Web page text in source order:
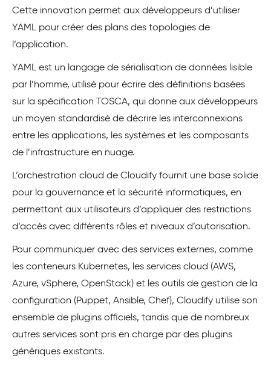
Cette innovation permet aux développeurs d’utiliser
YAML pour créer des plans des topologies de
l’application.
YAML est un langage de sérialisation de données lisible
par l’homme, utilisé pour écrire des définitions basées
sur la spécification TOSCA, qui donne aux développeurs
un moyen standardisé de décrire les interconnexions
entre les applications, les systèmes et les composants
de l’infrastructure en nuage.
L’orchestration cloud de Cloudify fournit une base solide
pour la gouvernance et la sécurité informatiques, en
permettant aux utilisateurs d’appliquer des restrictions
d’accès avec différents rôles et niveaux d’autorisation.
Pour communiquer avec des services externes, comme
les conteneurs Kubernetes, les services cloud (AWS,
Azure, vSphere, OpenStack) et les outils de gestion de la
configuration (Puppet, Ansible, Chef), Cloudify utilise son
ensemble de plugins officiels, tandis que de nombreux
autres services sont pris en charge par des plugins
génériques existants.